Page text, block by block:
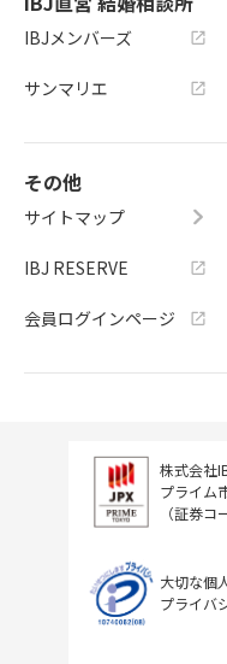
IBJメンバーズ
サンマリエ
その他
サイトマップ
IBJ RESERVE
会員ログインページ
株式会社
プライム
（証券コ
大切な個
プライバ